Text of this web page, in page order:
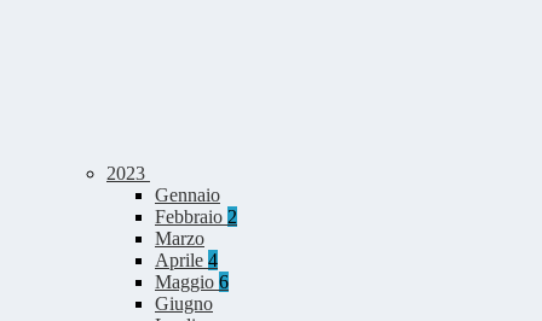
2023
Gennaio
Febbraio 2
Marzo
Aprile 4
Maggio 6
Giugno